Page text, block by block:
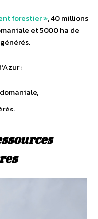
forestier », 40 millions
et 5000 ha de
: